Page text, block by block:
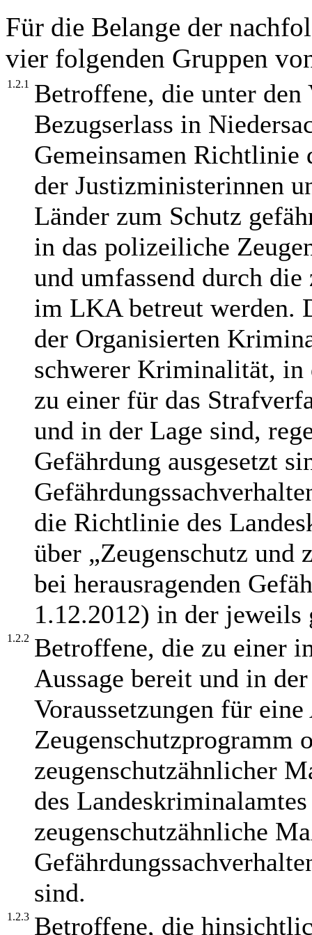
Für die Belange der
vier folgenden Gruppen
1.2.1
Betroffene, die unter den
Bezugserlass in
Gemeinsamen Richtlinie
der Justizministerinnen
Länder zum Schutz
in das polizeiliche
und umfassend durch
im LKA betreut werden.
der Organisierten
schwerer Kriminalität, in
zu einer für das
und in der Lage sind,
Gefährdung ausgesetzt
die Richtlinie des
über „Zeugenschutz und
bei herausragenden
1.12.2012) in der jeweils
1.2.2 Betroffene, die zu einer
Aussage bereit und in
Voraussetzungen für
Zeugenschutzprogramm
zeugenschutzähnlicher
des
zeugenschutzähnliche
sind.
1.2.3 Betroffene, die